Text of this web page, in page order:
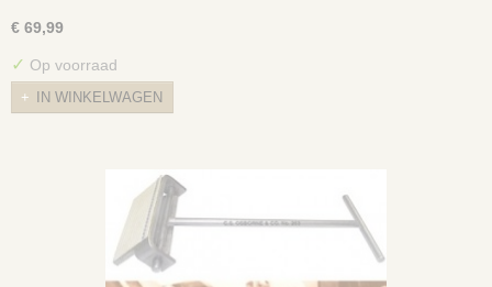
€ 69,99
✓ Op voorraad
IN WINKELWAGEN